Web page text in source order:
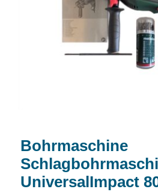
Bohrmaschine
Bosch
Bohrmaschine
UniversalImpact